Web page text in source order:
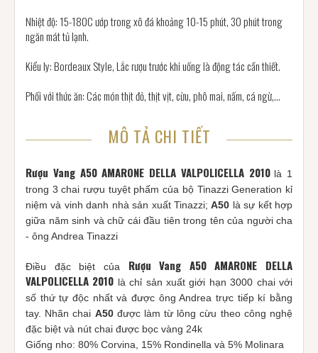
Nhiệt độ: 15-180C ướp trong xô đá khoảng 10-15 phút, 30 phút trong
ngăn mát tủ lạnh.
Kiểu ly: Bordeaux Style, Lắc rượu trước khi uống là động tác cần thiết.
Phối với thức ăn: Các món thịt đỏ, thịt vịt, cừu, phô mai, nấm, cá ngừ,...
MÔ TẢ CHI TIẾT
Rượu Vang A50 AMARONE DELLA VALPOLICELLA 2010 là 1
trong 3 chai rượu tuyệt phấm của bộ Tinazzi Generation kỉ
niệm và vinh danh nhà sản xuất Tinazzi;A50 là sự kết hợp
giữa năm sinh và chữ cái đầu tiên trong tên của người cha
- ông Andrea Tinazzi
Điều đặc biệt của Rượu Vang A50 AMARONE DELLA
VALPOLICELLA 2010 là chỉ sản xuất giới hạn 3000 chai với
số thứ tự độc nhất và được ông Andrea trực tiếp kí bằng
tay. Nhãn chai A50được làm từ lông cừu theo công nghệ
đặc biệt và nút chai được bọc vàng 24k
Giống nho: 80% Corvina, 15% Rondinella và 5% Molinara